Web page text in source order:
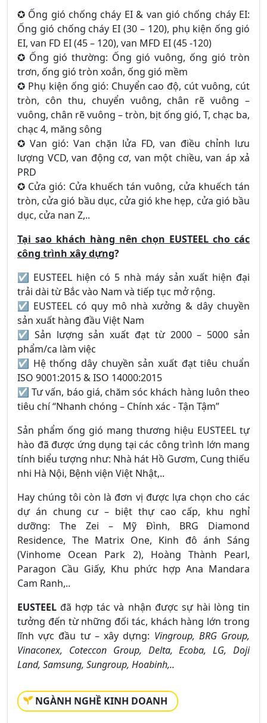
✪ Ống gió chống cháy EI & van gió chống cháy EI:
Ống gió chống cháy EI (30 – 120), phụ kiện ống gió
EI, van FD EI (45 – 120), van MFD EI (45 -120)
✪ Ống gió thường: Ống gió vuông, ống gió tròn
trơn, ống gió tròn xoắn, ống gió mềm
✪ Phụ kiện ống gió: Chuyển cao độ, cút vuông, cút
tròn, côn thu, chuyển vuông, chân rẽ vuông –
vuông, chân rẽ vuông – tròn, bịt ống gió, T, chạc ba,
chạc 4, măng sông
✪ Van gió: Van chặn lửa FD, van điều chỉnh lưu
lượng VCD, van động cơ, van một chiều, van áp xả
PRD
✪ Cửa gió: Cửa khuếch tán vuông, cửa khuếch tán
tròn, cửa gió bầu dục, cửa gió khe hẹp, cửa gió bầu
dục, cửa nan Z,..
Tại sao khách hàng nên chọn EUSTEEL cho các
công trình xây dựng?
☑ EUSTEEL hiện có 5 nhà máy sản xuất hiện đại
trải dài từ Bắc vào Nam và tiếp tục mở rộng.
☑ EUSTEEL có quy mô nhà xưởng & dây chuyền
sản xuất hàng đầu Việt Nam
☑ Sản lượng sản xuất đạt từ 2000 – 5000 sản
phẩm/ca làm việc
☑ Hệ thống dây chuyền sản xuất đạt tiêu chuẩn
ISO 9001:2015 & ISO 14000:2015
☑ Tư vấn, báo giá, chăm sóc khách hàng luôn theo
tiêu chí “Nhanh chóng – Chính xác - Tận Tậm”
Sản phẩm ống gió mang thương hiệu EUSTEEL tự
hào đã được ứng dụng tại các công trình lớn mang
tính biểu tượng như: Nhà hát Hồ Gươm, Cung thiếu
nhi Hà Nội, Bệnh viện Việt Nhật,..
Hay chúng tôi còn là đơn vị được lựa chọn cho các
dự án chung cư – biệt thự cao cấp, khu nghỉ
dưỡng: The Zei – Mỹ Đình, BRG Diamond
Residence, The Matrix One, Kinh đô ánh Sáng
(Vinhome Ocean Park 2), Hoàng Thành Pearl,
Paragon Cầu Giấy, Khu phức hợp Ana Mandara
Cam Ranh,..
EUSTEEL đã hợp tác và nhận được sự hài lòng tin
tưởng đến từ những đối tác, khách hàng lớn trong
lĩnh vực đầu tư – xây dựng: Vingroup, BRG Group,
Vinaconex, Coteccon Group, Delta, Ecoba, LG, Doji
Land, Samsung, Sungroup, Hoabinh,..
NGÀNH NGHỀ KINH DOANH